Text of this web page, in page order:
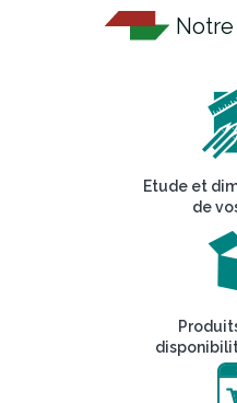
Etude et
de